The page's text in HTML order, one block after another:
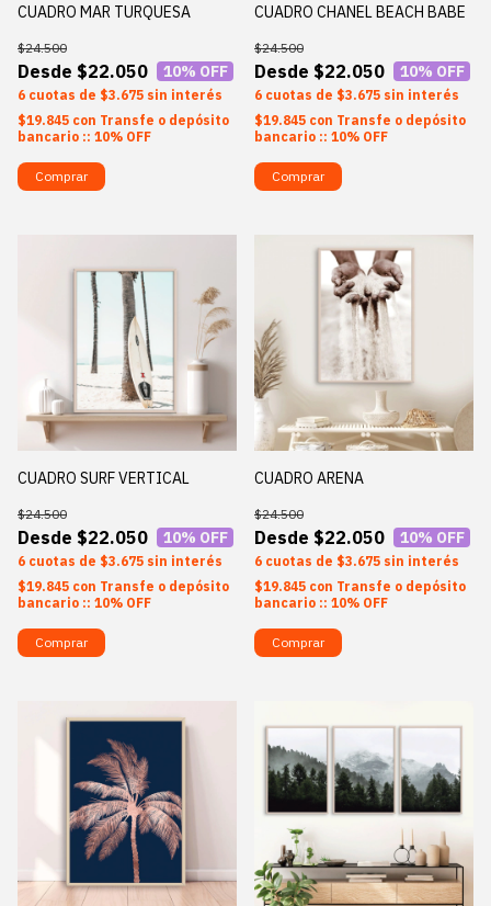
CUADRO MAR TURQUESA
$22.050
$24.500
10% OFF
6 $3.675 sin interés
$19.845 con Transfe o depósito
bancario :: 10% OFF
Comprar
CUADRO CHANEL BEACH BABE
$22.050
$24.500
10% OFF
6 $3.675 sin interés
$19.845 con Transfe o depósito
bancario :: 10% OFF
Comprar
CUADRO SURF VERTICAL
$22.050
$24.500
10% OFF
6 $3.675 sin interés
$19.845 con Transfe o depósito
bancario :: 10% OFF
Comprar
CUADRO ARENA
$22.050
$24.500
10% OFF
6 $3.675 sin interés
$19.845 con Transfe o depósito
bancario :: 10% OFF
Comprar